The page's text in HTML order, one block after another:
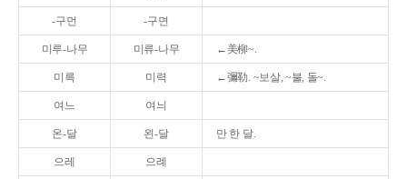
-구먼 -구면
미루-나무 미류-나무 ←美柳~.
미륵 미력 ←彌勒. ~보살, ~불, 돌~.
여느 여늬
온-달 왼-달 만 한 달.
으레 으례